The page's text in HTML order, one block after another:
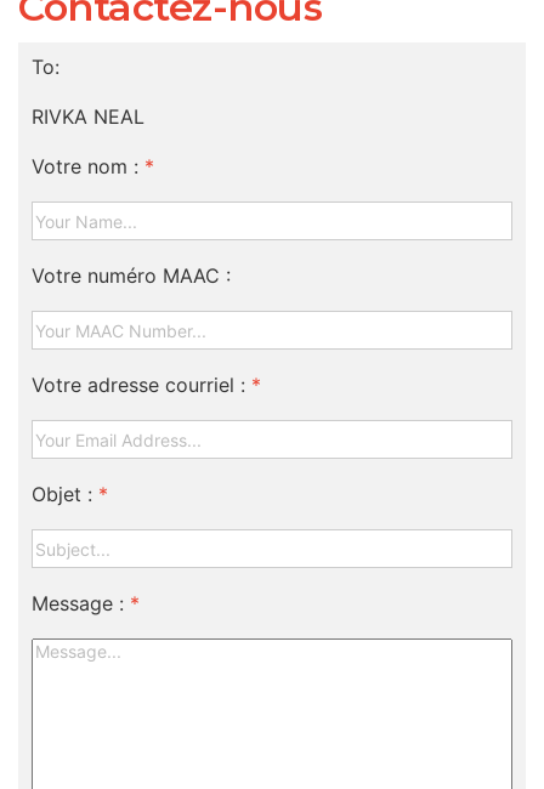
To:
RIVKA NEAL
Votre nom : *
Votre numéro MAAC :
Votre adresse courriel : *
Objet : *
Message : *